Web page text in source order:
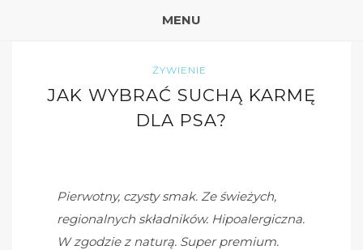
MENU
ŻYWIENIE
JAK WYBRAĆ SUCHĄ KARMĘ
DLA PSA?
Pierwotny, czysty smak. Ze świeżych,
regionalnych składników. Hipoalergiczna.
W zgodzie z naturą. Super premium.